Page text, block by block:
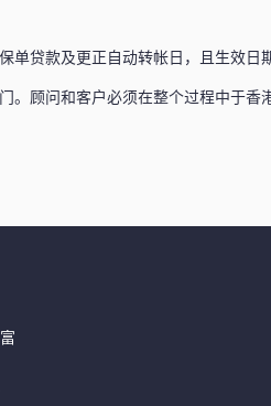
贷款及更正自动转帐日，且生效日
顾问和客户必须在整个过程中于香